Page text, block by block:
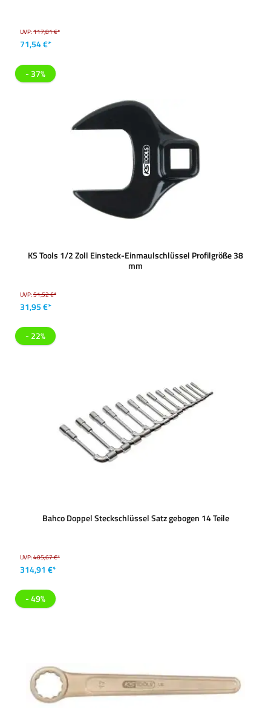
UVP:117,81 €*
71,54 €*
- 37%
KS Tools 1/2 Zoll Einsteck-Einmaulschlüssel Profilgröße 38
mm
UVP:51,52 €*
31,95 €*
- 22%
Bahco Doppel Steckschlüssel Satz gebogen 14 Teile
UVP:405,67 €*
314,91 €*
- 49%